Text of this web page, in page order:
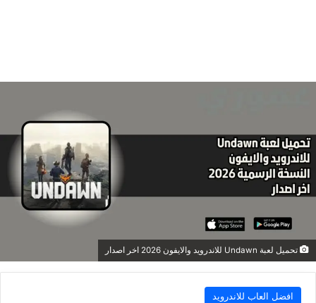
تحميل لعبة Undawn للاندرويد والايفون 2026 اخر اصدار
افضل العاب للاندرويد